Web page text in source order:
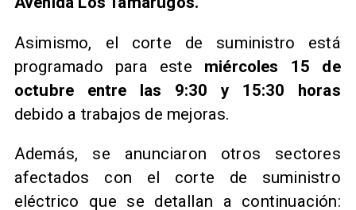
Asimismo, el corte de suministro está
programado para este miércoles 15 de
octubre entre las 9:30 y 15:30 horas
debido a trabajos de mejoras.
Además, se anunciaron otros sectores
afectados con el corte de suministro
eléctrico que se detallan a continuación: